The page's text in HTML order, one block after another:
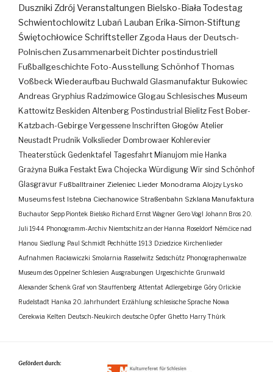
Duszniki Zdrój Veranstaltungen Bielsko-Biała Todestag
Schwientochlowitz Lubań Lauban Erika-Simon-Stiftung
Świętochłowice SchriftstellerZgoda Haus der Deutsch-
Polnischen ZusammenarbeitDichterpostindustriell
Fußballgeschichte Foto-AusstellungSchönhofThomas
VoßbeckWiederaufbau Buchwald Glasmanufaktur Bukowiec
Andreas Gryphius Radzimowice Glogau Schlesisches Museum
Kattowitz Beskiden Altenberg Postindustrial Bielitz Fest Bober-
Katzbach-Gebirge Vergessene Inschriften Głogów Atelier
Neustadt Prudnik Volkslieder Dombrowaer Kohlerevier
Theaterstück Gedenktafel Tagesfahrt Mianujom mie Hanka
Grażyna Bułka Festakt Ewa Chojecka Würdigung Wir sind Schönhof
Glasgravur Fußballtrainer Zieleniec Lieder Monodrama Alojzy Lysko
Museumsfest Istebna Ciechanowice Straßenbahn Szklana Manufaktura
Buchautor Sepp Piontek Bielsko Richard Ernst Wagner Gero Vogl Johann Bros 20.
Juli 1944 Phonogramm-Archiv Niemtschitz an der Hanna Roseldorf Némčice nad
Hanou Siedlung Paul Schmidt Pechhütte 1913 Dziedzice Kirchenlieder
Aufnahmen Racławiczki Smolarnia Rasselwitz Sedschütz Phonographenwalze
Museum des Oppelner Schlesien Ausgrabungen Urgeschichte Grunwald
Alexander Schenk Graf von Stauffenberg Attentat Adlergebirge Góry Orlickie
Rudelstadt Hanka 20. Jahrhundert Erzählung schlesische Sprache Nowa
Cerekwia Kelten Deutsch-Neukirch deutsche Opfer Ghetto Harry Thürk